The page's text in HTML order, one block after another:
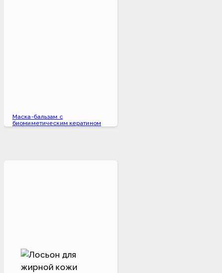
Маска-бальзам c
биомиметическим кератином